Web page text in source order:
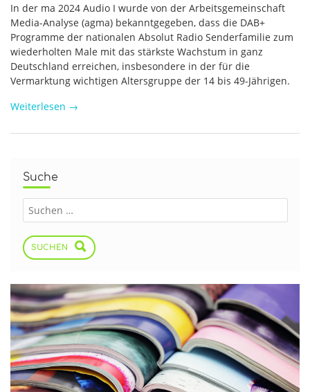
In der ma 2024 Audio I wurde von der Arbeitsgemeinschaft
Media-Analyse (agma) bekanntgegeben, dass die DAB+
Programme der nationalen Absolut Radio Senderfamilie zum
wiederholten Male mit das stärkste Wachstum in ganz
Deutschland erreichen, insbesondere in der für die
Vermarktung wichtigen Altersgruppe der 14 bis 49-Jährigen.
Weiterlesen →
Suche
SUCHEN